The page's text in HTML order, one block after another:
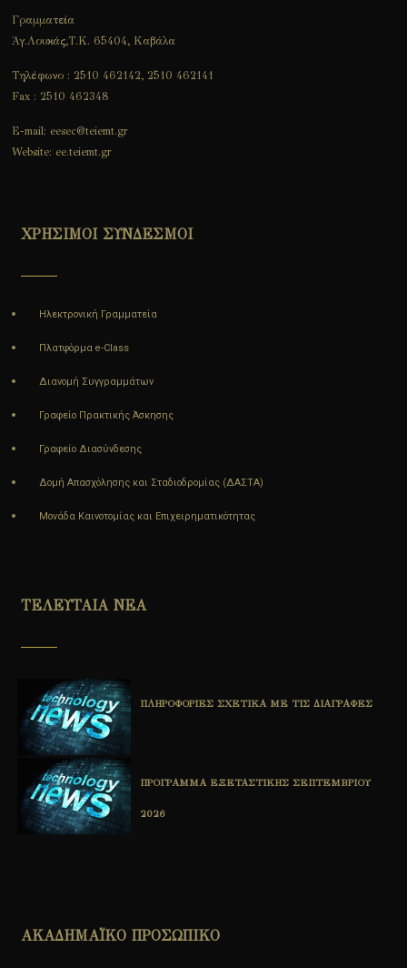
Γραμματεία
Άγ.Λουκάς,Τ.Κ. 65404, Καβάλα
Τηλέφωνο : 2510 462142, 2510 462141
Fax : 2510 462348
E-mail: eesec@teiemt.gr
Website: ee.teiemt.gr
ΧΡΗΣΙΜΟΙ ΣΥΝΔΕΣΜΟΙ
Ηλεκτρονική Γραμματεία
Πλατφόρμα e-Class
Διανομή Συγγραμμάτων
Γραφείο Πρακτικής Άσκησης
Γραφείο Διασύνδεσης
Δομή Απασχόλησης και Σταδιοδρομίας (ΔΑΣΤΑ)
Μονάδα Καινοτομίας και Επιχειρηματικότητας
ΤΕΛΕΥΤΑΙΑ ΝΕΑ
ΠΛΗΡΟΦΟΡΙΕΣ ΣΧΕΤΙΚΑ ΜΕ ΤΙΣ ΔΙΑΓΡΑΦΕΣ
ΠΡΟΓΡΑΜΜΑ ΕΞΕΤΑΣΤΙΚΗΣ ΣΕΠΤΕΜΒΡΙΟΥ
2026
ΑΚΑΔΗΜΑΪΚΟ ΠΡΟΣΩΠΙΚΟ